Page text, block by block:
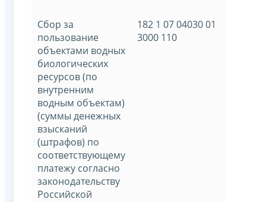
Сбор за
пользование
объектами водных
биологических
ресурсов (по
внутренним
водным объектам)
(суммы денежных
взысканий
(штрафов) по
соответствующему
платежу согласно
законодательству
Российской
182 1 07 04030 01
3000 110